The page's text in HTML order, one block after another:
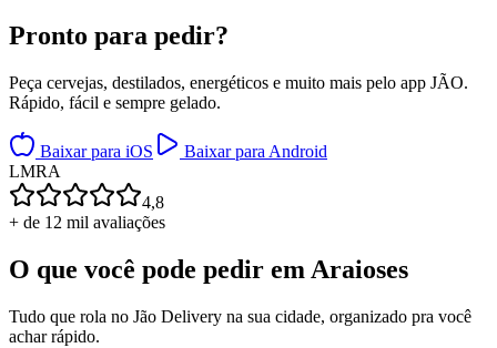
Pronto para pedir?
Peça cervejas, destilados, energéticos e muito mais pelo app JÃO.
Rápido, fácil e sempre gelado.
Baixar para iOS
Baixar para Android
LMRA
4,8
+ de 12 mil avaliações
O que você pode pedir emAraioses
Tudo que rola no Jão Delivery na sua cidade, organizado pra você
achar rápido.